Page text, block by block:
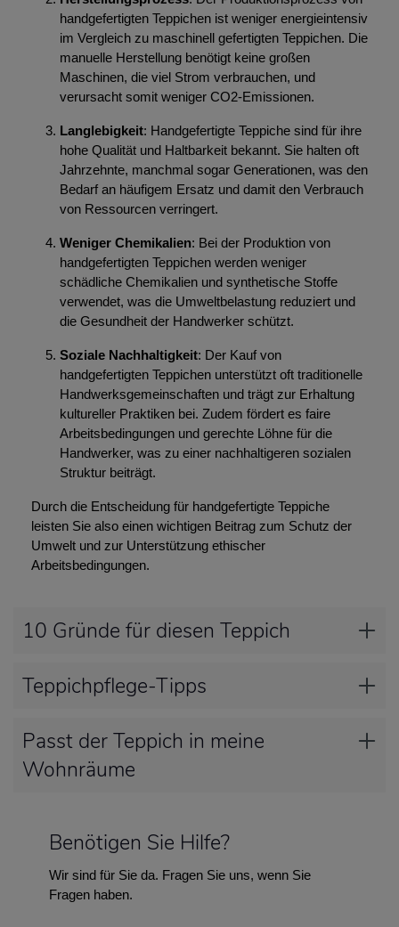
handgefertigten Teppichen ist weniger energieintensiv
im Vergleich zu maschinell gefertigten Teppichen. Die
manuelle Herstellung benötigt keine großen
Maschinen, die viel Strom verbrauchen, und
verursacht somit weniger CO2-Emissionen.
Langlebigkeit: Handgefertigte Teppiche sind für ihre
hohe Qualität und Haltbarkeit bekannt. Sie halten oft
Jahrzehnte, manchmal sogar Generationen, was den
Bedarf an häufigem Ersatz und damit den Verbrauch
von Ressourcen verringert.
Weniger Chemikalien: Bei der Produktion von
handgefertigten Teppichen werden weniger
schädliche Chemikalien und synthetische Stoffe
verwendet, was die Umweltbelastung reduziert und
die Gesundheit der Handwerker schützt.
Soziale Nachhaltigkeit: Der Kauf von
handgefertigten Teppichen unterstützt oft traditionelle
Handwerksgemeinschaften und trägt zur Erhaltung
kultureller Praktiken bei. Zudem fördert es faire
Arbeitsbedingungen und gerechte Löhne für die
Handwerker, was zu einer nachhaltigeren sozialen
Struktur beiträgt.
Durch die Entscheidung für handgefertigte Teppiche
leisten Sie also einen wichtigen Beitrag zum Schutz der
Umwelt und zur Unterstützung ethischer
Arbeitsbedingungen.
10 Gründe für diesen Teppich
Teppichpflege-Tipps
Passt der Teppich in meine
Wohnräume
Benötigen Sie Hilfe?
Wir sind für Sie da. Fragen Sie uns, wenn Sie
Fragen haben.